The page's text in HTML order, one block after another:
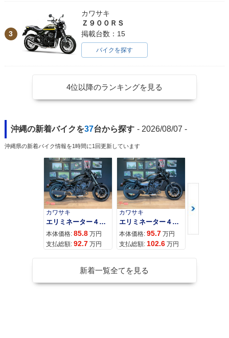
3
カワサキ
Ｚ９００ＲＳ
掲載台数：15
バイクを探す
4位以降のランキングを見る
沖縄の新着バイクを37台から探す - 2026/08/07 -
沖縄県の新着バイク情報を1時間に1回更新しています
カワサキ
エリミネーター４００
本体価格: 85.8 万円
支払総額: 92.7 万円
カワサキ
エリミネーター４００ＳＥ
本体価格: 95.7 万円
支払総額: 102.6 万円
カワサキ
本体価格:
新着一覧全てを見る